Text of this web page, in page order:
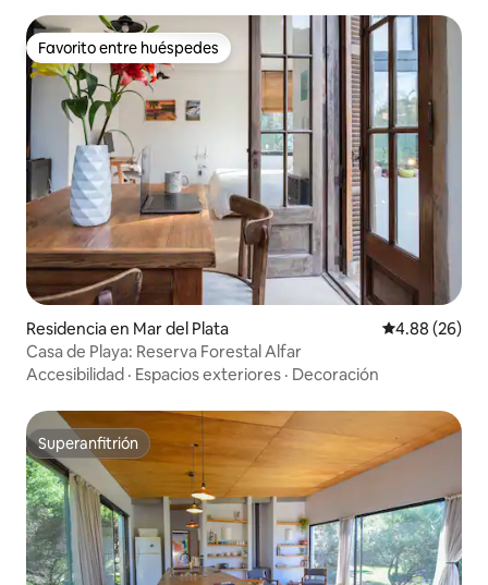
Favorito entre huéspedes
Favorito entre huéspedes
Residencia en Mar del Plata Calificación
4.88 (26)
Casa de Playa: Reserva Forestal Alfar
Accesibilidad · Espacios exteriores · Decoración
Superanfitrión
Superanfitrión